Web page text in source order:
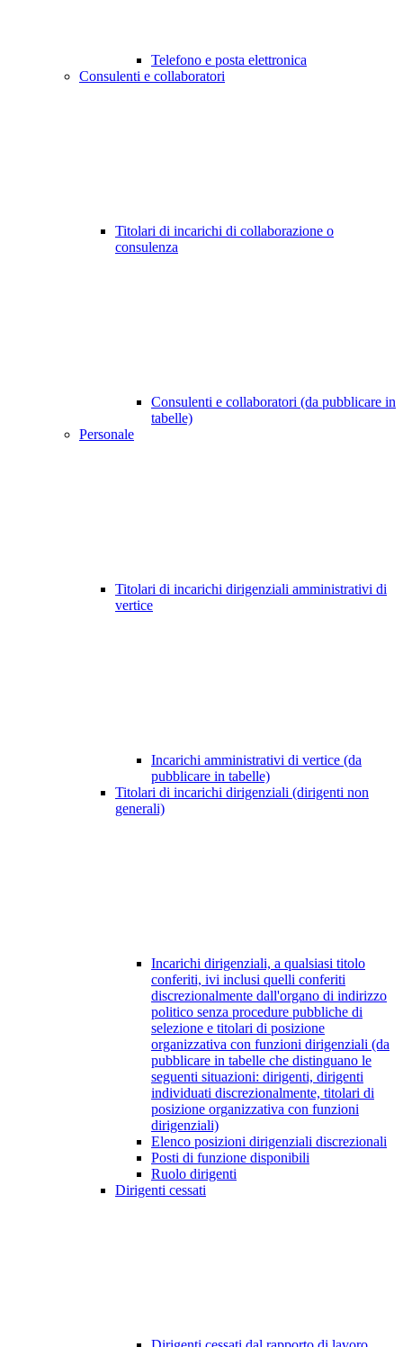
Telefono e posta elettronica
Consulenti e collaboratori
Titolari di incarichi di collaborazione o
consulenza
Consulenti e collaboratori (da pubblicare in
tabelle)
Personale
Titolari di incarichi dirigenziali amministrativi di
vertice
Incarichi amministrativi di vertice (da
pubblicare in tabelle)
Titolari di incarichi dirigenziali (dirigenti non
generali)
Incarichi dirigenziali, a qualsiasi titolo
conferiti, ivi inclusi quelli conferiti
discrezionalmente dall'organo di indirizzo
politico senza procedure pubbliche di
selezione e titolari di posizione
organizzativa con funzioni dirigenziali (da
pubblicare in tabelle che distinguano le
seguenti situazioni: dirigenti, dirigenti
individuati discrezionalmente, titolari di
posizione organizzativa con funzioni
dirigenziali)
Elenco posizioni dirigenziali discrezionali
Posti di funzione disponibili
Ruolo dirigenti
Dirigenti cessati